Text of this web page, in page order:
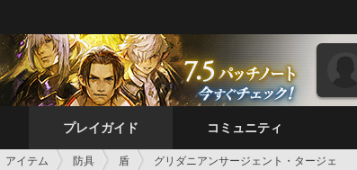
プレイガイド コミュニティ
アイテム 防具 盾 グリダニアンサージェント・タージェ